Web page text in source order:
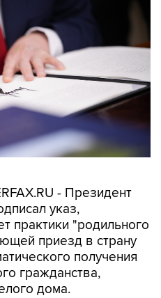
- Президент
указ,
практики "родильного
приезд в страну
получения
гражданства,
дома.